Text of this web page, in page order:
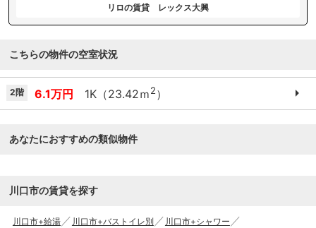
リロの賃貸 レックス大興
こちらの物件の空室状況
2階 6.1万円 1K（23.42ｍ2）
あなたにおすすめの類似物件
川口市の賃貸を探す
川口市+給湯 川口市+バストイレ別
川口市+シャワー